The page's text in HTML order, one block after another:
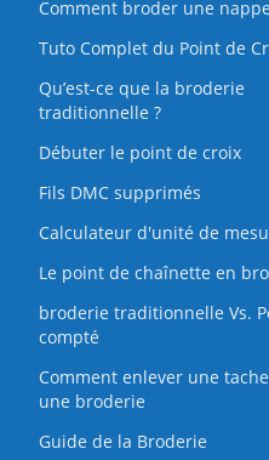
Comment broder une nappe
Tuto Complet du Point de
Qu’est-ce que la broderie
traditionnelle ?
Débuter le point de croix
Fils DMC supprimés
Calculateur d'unité de
Le point de chaînette en
broderie traditionnelle Vs.
compté
Comment enlever une
une broderie
Guide de la Broderie